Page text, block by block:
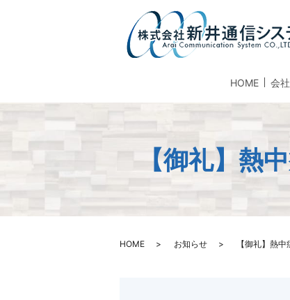
HOME 会
【御礼】熱
HOME お知らせ 【御礼】熱